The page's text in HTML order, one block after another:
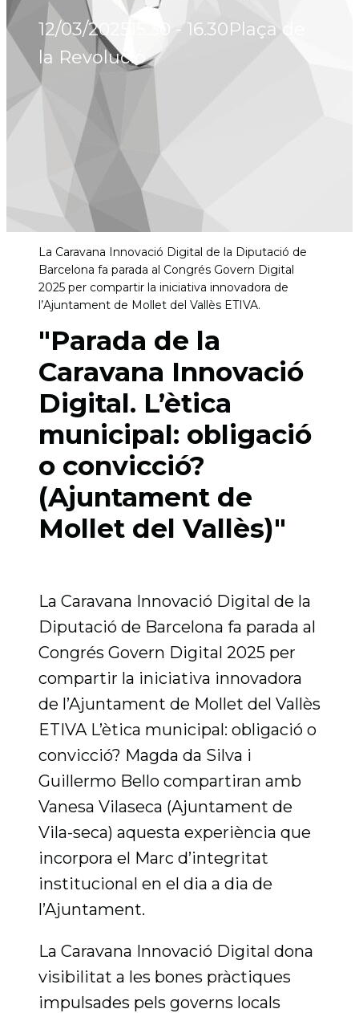
12/03/2025 15.30 - 16.30Plaça de
la Revolució
La Caravana Innovació Digital de la Diputació de
Barcelona fa parada al Congrés Govern Digital
2025 per compartir la iniciativa innovadora de
l’Ajuntament de Mollet del Vallès ETIVA.
"Parada de la
Caravana Innovació
Digital. L’ètica
municipal: obligació
o convicció?
(Ajuntament de
Mollet del Vallès)"
La Caravana Innovació Digital de la
Diputació de Barcelona fa parada al
Congrés Govern Digital 2025 per
compartir la iniciativa innovadora
de l’Ajuntament de Mollet del Vallès
ETIVA L’ètica municipal: obligació o
convicció? Magda da Silva i
Guillermo Bello compartiran amb
Vanesa Vilaseca (Ajuntament de
Vila-seca) aquesta experiència que
incorpora el Marc d’integritat
institucional en el dia a dia de
l’Ajuntament.
La Caravana Innovació Digital dona
visibilitat a les bones pràctiques
impulsades pels governs locals